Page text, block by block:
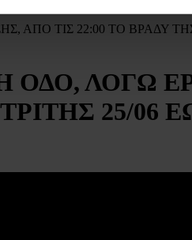
ΤΙΣ 22:00 ΤΟ ΒΡΑΔΥ ΤΗΣ
ΛΟΓΩ
25/06